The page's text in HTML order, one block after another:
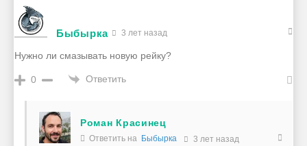
Быбырка 3 лет назад
Нужно ли смазывать новую рейку?
0 Ответить
Роман Красинец
Ответить на Быбырка 3 лет назад